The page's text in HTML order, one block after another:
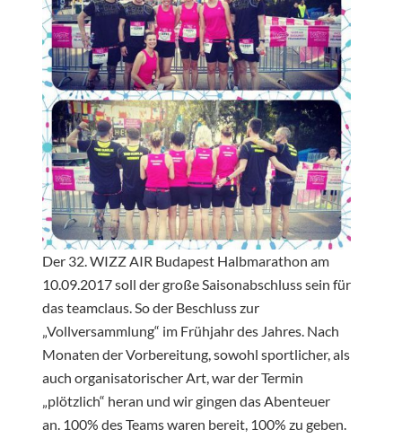
Der 32. WIZZ AIR Budapest Halbmarathon am
10.09.2017 soll der große Saisonabschluss sein für
das teamclaus. So der Beschluss zur
„Vollversammlung“ im Frühjahr des Jahres. Nach
Monaten der Vorbereitung, sowohl sportlicher, als
auch organisatorischer Art, war der Termin
„plötzlich“ heran und wir gingen das Abenteuer
an. 100% des Teams waren bereit, 100% zu geben.